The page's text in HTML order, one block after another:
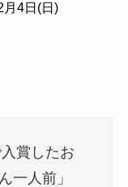
月4日(日)
賞したお
一人前」